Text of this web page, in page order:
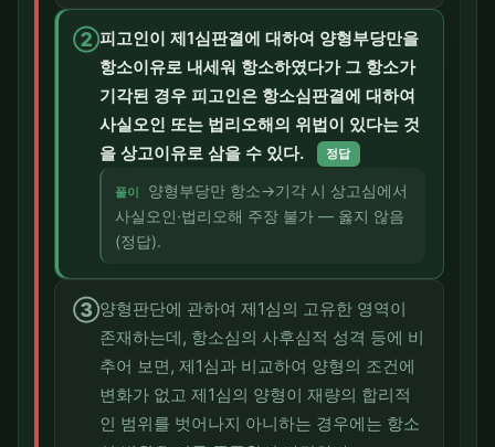
②피고인이 제1심판결에 대하여 양형부당만을
항소이유로 내세워 항소하였다가 그 항소가
기각된 경우 피고인은 항소심판결에 대하여
사실오인 또는 법리오해의 위법이 있다는 것
을 상고이유로 삼을 수 있다.
정답
풀이
양형부당만 항소→기각 시 상고심에서
사실오인·법리오해 주장 불가 — 옳지 않음
(정답).
③양형판단에 관하여 제1심의 고유한 영역이
존재하는데, 항소심의 사후심적 성격 등에 비
추어 보면, 제1심과 비교하여 양형의 조건에
변화가 없고 제1심의 양형이 재량의 합리적
인 범위를 벗어나지 아니하는 경우에는 항소